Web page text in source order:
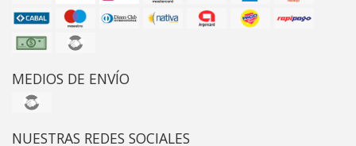
MEDIOS DE ENVÍO
NUESTRAS REDES SOCIALES